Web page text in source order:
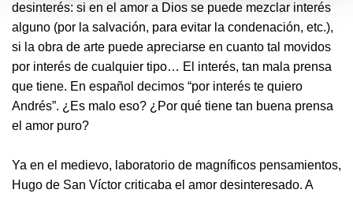
desinterés: si en el amor a Dios se puede mezclar interés
alguno (por la salvación, para evitar la condenación, etc.),
si la obra de arte puede apreciarse en cuanto tal movidos
por interés de cualquier tipo… El interés, tan mala prensa
que tiene. En español decimos “por interés te quiero
Andrés”. ¿Es malo eso? ¿Por qué tiene tan buena prensa
el amor puro?
Ya en el medievo, laboratorio de magníficos pensamientos,
Hugo de San Víctor criticaba el amor desinteresado. A